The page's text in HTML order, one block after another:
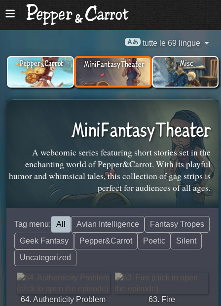
tutte le 69 lingue
Pepper&Carrot MiniFantasyTheater Misc
MiniFantasyTheater
A webcomic series featuring short stories set in the
enchanting world of Pepper&Carrot. With its playful
humor and whimsical tales, this collection of gag strips is
perfect for audiences of all ages.
Tag menu: All Avian Intelligence
Fantasy Tropes
Geek Fantasy
Pepper&Carrot Poetic
Silent
Uncategorized
64. Authenticity Problem 63. Fire